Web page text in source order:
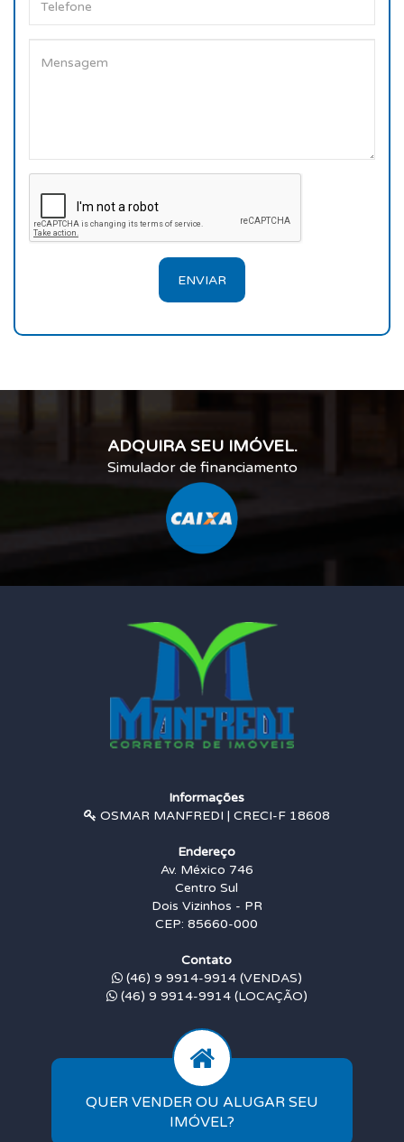
ENVIAR
ADQUIRA SEU IMÓVEL.
Simulador de financiamento
Informações
OSMAR MANFREDI | CRECI-F 18608
Endereço
Av. México 746
Centro Sul
Dois Vizinhos - PR
CEP: 85660-000
Contato
(46) 9 9914-9914 (VENDAS)
(46) 9 9914-9914 (LOCAÇÃO)
QUER VENDER OU ALUGAR SEU
IMÓVEL?